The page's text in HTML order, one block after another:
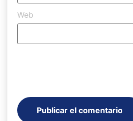
Web